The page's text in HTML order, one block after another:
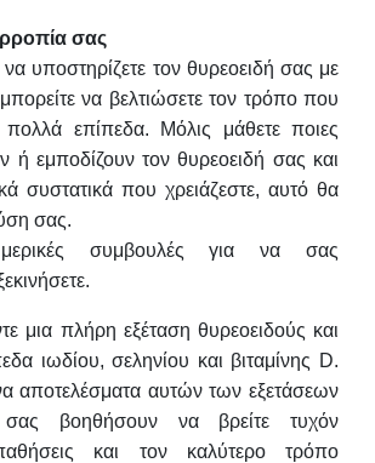
σας
να υποστηρίζετε τον θυρεοειδή σας με
να βελτιώσετε τον τρόπο που
πολλά επίπεδα. Μόλις μάθετε ποιες
ή εμποδίζουν τον θυρεοειδή σας και
συστατικά που χρειάζεστε, αυτό θα
σας.
συμβουλές για να σας
μια πλήρη εξέταση θυρεοειδούς και
ιωδίου, σεληνίου και βιταμίνης D.
αποτελέσματα αυτών των εξετάσεων
βοηθήσουν να βρείτε τυχόν
και τον καλύτερο τρόπο